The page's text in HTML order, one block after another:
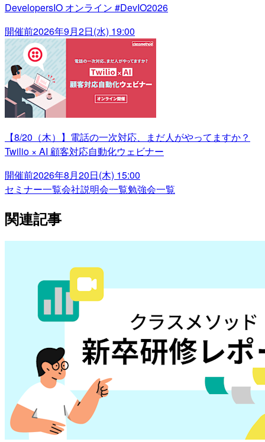
DevelopersIO オンライン #DevIO2026
開催前2026年9月2日(水) 19:00
【8/20（木）】電話の一次対応、まだ人がやってますか？
Twilio × AI 顧客対応自動化ウェビナー
開催前2026年8月20日(木) 15:00
セミナー一覧会社説明会一覧勉強会一覧
関連記事